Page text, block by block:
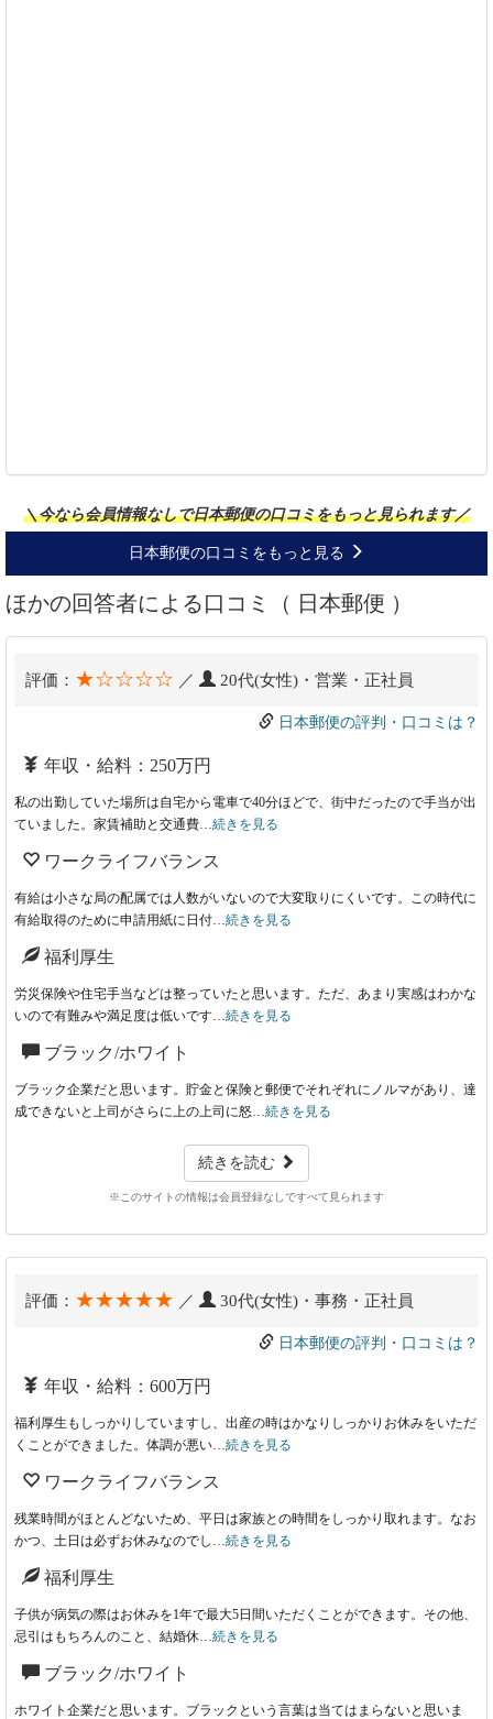
＼今なら会員情報なしで日本郵便の口コミをもっと見られます／
日本郵便の口コミをもっと見る
ほかの回答者による口コミ（ 日本郵便 ）
評価： ★☆☆☆☆ ／ 20代(女性)・営業・正社員
日本郵便の評判・口コミは？
年収・給料：250万円
私の出勤していた場所は自宅から電車で40分ほどで、街中だったので手当が出
ていました。家賃補助と交通費… 続きを見る
ワークライフバランス
有給は小さな局の配属では人数がいないので大変取りにくいです。この時代に
有給取得のために申請用紙に日付… 続きを見る
福利厚生
労災保険や住宅手当などは整っていたと思います。ただ、あまり実感はわかな
いので有難みや満足度は低いです… 続きを見る
ブラック/ホワイト
ブラック企業だと思います。貯金と保険と郵便でそれぞれにノルマがあり、達
成できないと上司がさらに上の上司に怒… 続きを見る
続きを読む
※このサイトの情報は会員登録なしですべて見られます
評価： ★★★★★ ／ 30代(女性)・事務・正社員
日本郵便の評判・口コミは？
年収・給料：600万円
福利厚生もしっかりしていますし、出産の時はかなりしっかりお休みをいただ
くことができました。体調が悪い… 続きを見る
ワークライフバランス
残業時間がほとんどないため、平日は家族との時間をしっかり取れます。なお
かつ、土日は必ずお休みなのでし… 続きを見る
福利厚生
子供が病気の際はお休みを1年で最大5日間いただくことができます。その他、
忌引はもちろんのこと、結婚休… 続きを見る
ブラック/ホワイト
ホワイト企業だと思います。ブラックという言葉は当てはまらないと思いま